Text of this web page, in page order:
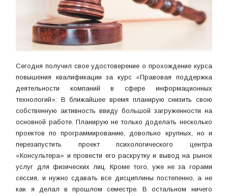
Сегодня получил свое удостоверение о прохождение курса
повышения квалификации за курс «Правовая поддержка
деятельности компаний в сфере информационных
технологий»: В ближайшее время планирую снизить свою
собственную активность ввиду большой загруженности на
основной работе. Планирую не только доделать несколько
проектов по программированию, довольно крупных, но и
перезапустить проект психологического центра
«Консультера» и провести его раскрутку и вывод на рынок
услуг для физических лиц. Кроме того, уже не за горами
сессия, и нужно сдавать все дисциплины постепенно, а не
как я делал в прошлом семестре. В остальном ничего